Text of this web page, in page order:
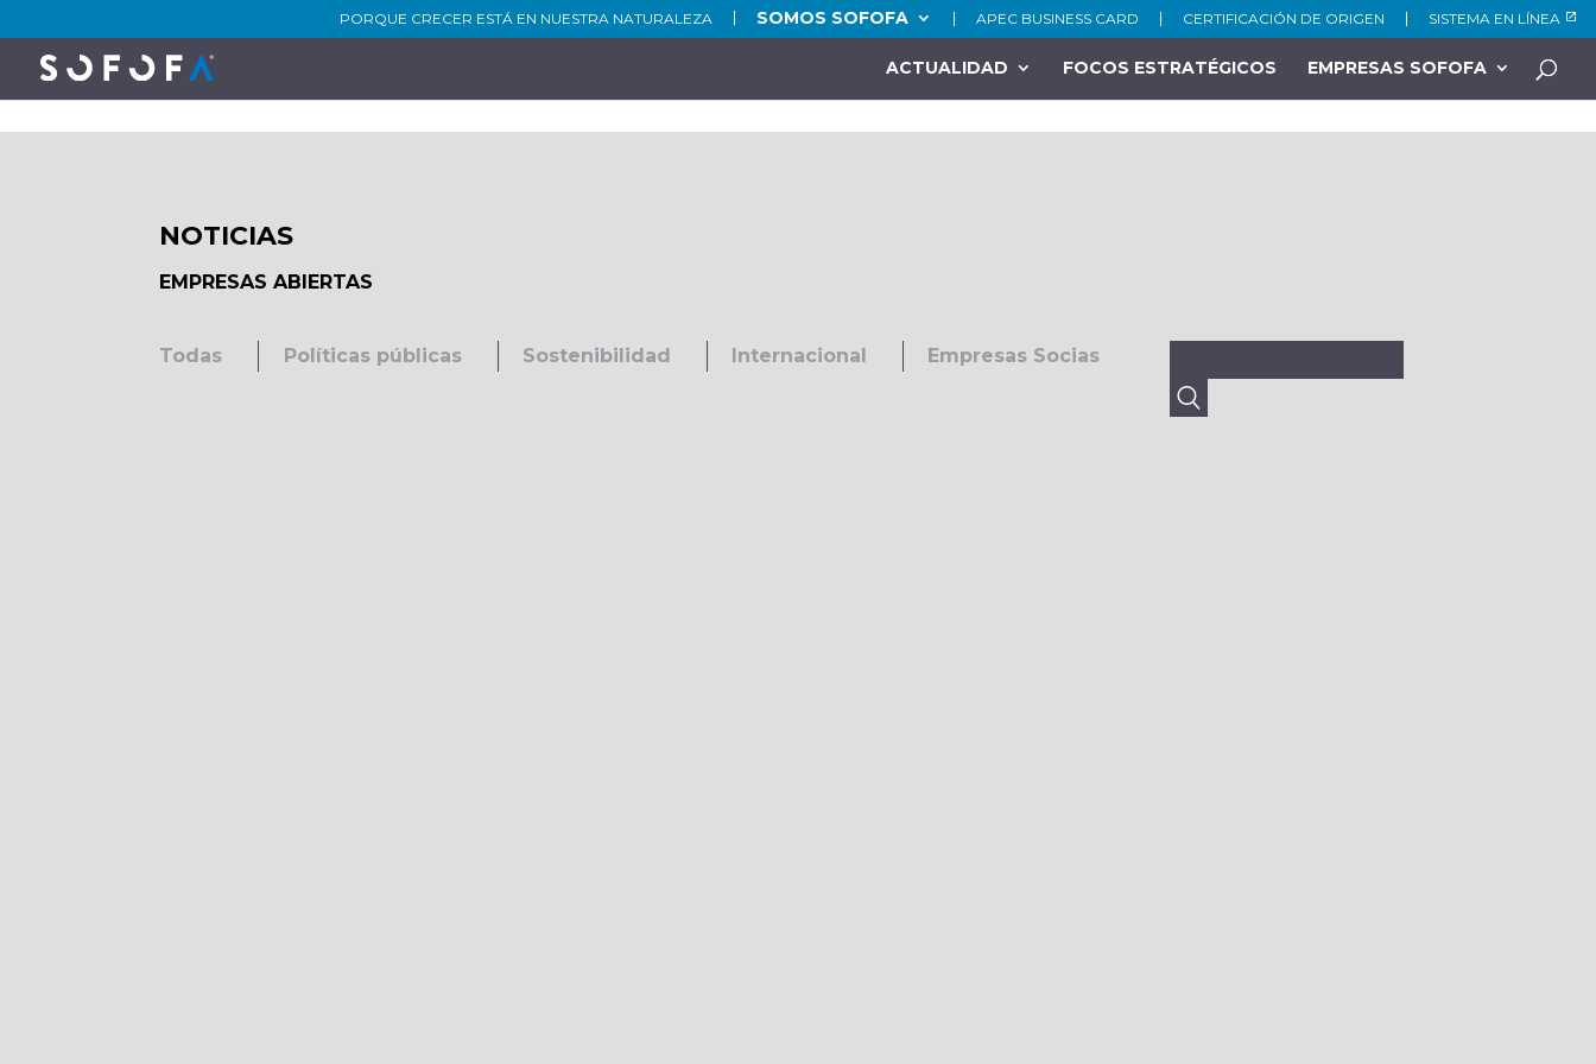
PORQUE CRECER ESTÁ EN NUESTRA NATURALEZA SOMOS SOFOFA APEC BUSINESS CARD CERTIFICACIÓN DE ORIGEN SISTEMA EN LÍNEA
ACTUALIDAD FOCOS ESTRATÉGICOS EMPRESAS SOFOFA
NOTICIAS
EMPRESAS ABIERTAS
Todas Políticas públicas Sostenibilidad Internacional Empresas Socias